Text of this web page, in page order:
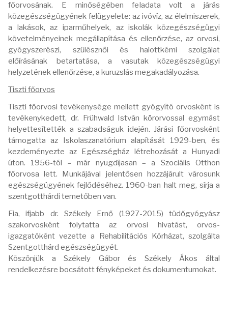
főorvosának. E minőségében feladata volt a járás
közegészségügyének felügyelete: az ivóvíz, az élelmiszerek,
a lakások, az iparműhelyek, az iskolák közegészségügyi
követelményeinek megállapítása és ellenőrzése, az orvosi,
gyógyszerészi, szülésznői és halottkémi szolgálat
előírásának betartatása, a vasutak közegészségügyi
helyzetének ellenőrzése, a kuruzslás megakadályozása.
Tiszti főorvos
Tiszti főorvosi tevékenysége mellett gyógyító orvosként is
tevékenykedett, dr. Frühwald István körorvossal egymást
helyettesítették a szabadságuk idején. Járási főorvosként
támogatta az Iskolaszanatórium alapítását 1929-ben, és
kezdeményezte az Egészségház létrehozását a Hunyadi
úton. 1956-tól – már nyugdíjasan – a Szociális Otthon
főorvosa lett. Munkájával jelentősen hozzájárult városunk
egészségügyének fejlődéséhez. 1960-ban halt meg, sírja a
szentgotthárdi temetőben van.
Fia, ifjabb dr. Székely Ernő (1927-2015) tüdőgyógyász
szakorvosként folytatta az orvosi hivatást, orvos-
igazgatóként vezette a Rehabilitációs Kórházat, szolgálta
Szentgotthárd egészségügyét.
Köszönjük a Székely Gábor és Székely Ákos által
rendelkezésre bocsátott fényképeket és dokumentumokat.